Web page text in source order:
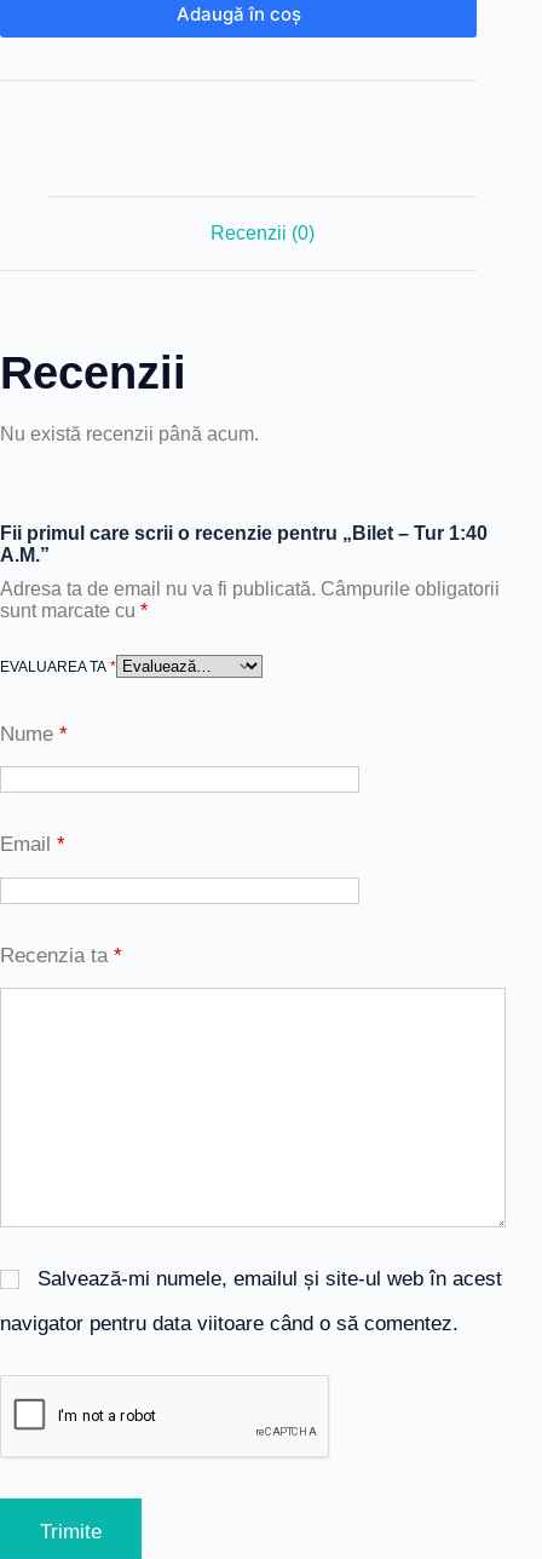
Adaugă în coș
Recenzii (0)
Recenzii
Nu există recenzii până acum.
Fii primul care scrii o recenzie pentru „Bilet – Tur 1:40
A.M.”
Adresa ta de email nu va fi publicată. Câmpurile obligatorii
sunt marcate cu *
EVALUAREA TA *
Nume *
Email *
Recenzia ta *
Salvează-mi numele, emailul și site-ul web în acest
navigator pentru data viitoare când o să comentez.
Trimite